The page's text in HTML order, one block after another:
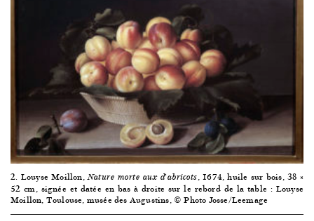
2. Louyse Moillon,Nature morte aux d’abricots, 1674, huile sur bois, 38 ×
52 cm, signée et datée en bas à droite sur le rebord de la table : Louyse
Moillon, Toulouse, musée des Augustins, © Photo Josse/Leemage